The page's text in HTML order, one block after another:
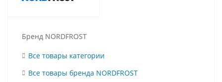
Бренд NORDFROST
Все товары категории
Все товары бренда NORDFROST